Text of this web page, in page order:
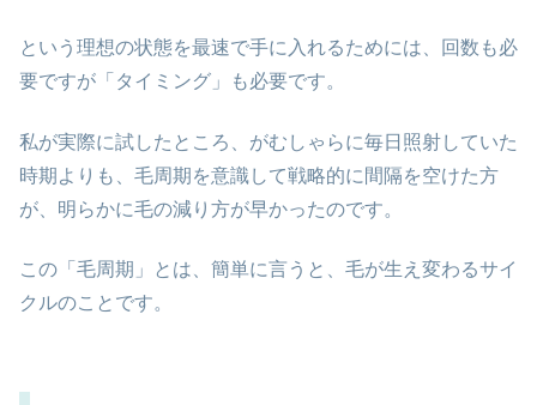
という理想の状態を最速で手に入れるためには、回数も必
要ですが「タイミング」も必要です。
私が実際に試したところ、がむしゃらに毎日照射していた
時期よりも、毛周期を意識して戦略的に間隔を空けた方
が、明らかに毛の減り方が早かったのです。
この「毛周期」とは、簡単に言うと、毛が生え変わるサイ
クルのことです。